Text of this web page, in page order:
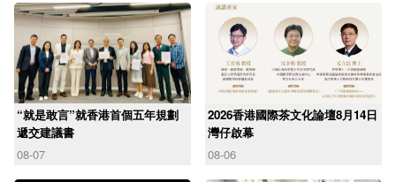
“就是敢言”就香港首個五年規劃
遞交建議書
08-07
2026香港國際茶文化論壇8月14日
灣仔啟幕
08-06